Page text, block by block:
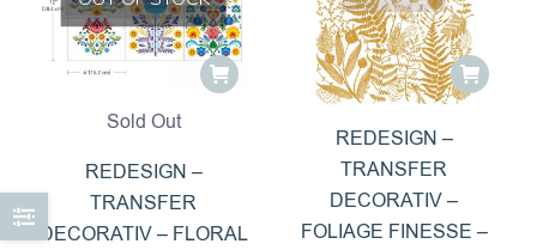
Sold Out
REDESIGN –
TRANSFER
DECORATIV – FLORAL
REDESIGN –
TRANSFER
DECORATIV –
FOLIAGE FINESSE –